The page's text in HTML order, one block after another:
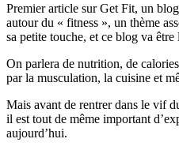
Premier article sur Get Fit, un
autour du « fitness », un thème
sa petite touche, et ce blog va être
On parlera de nutrition, de
par la musculation, la cuisine et
Mais avant de rentrer dans le vif
il est tout de même important
aujourd’hui.